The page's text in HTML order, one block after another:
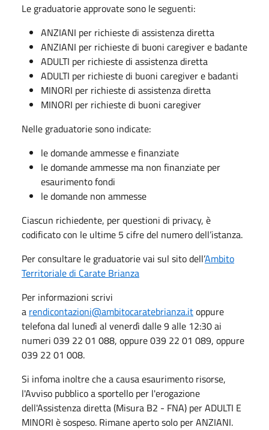
Le graduatorie approvate sono le seguenti:
ANZIANI per richieste di assistenza diretta
ANZIANI per richieste di buoni caregiver e badante
ADULTI per richieste di assistenza diretta
ADULTI per richieste di buoni caregiver e badanti
MINORI per richieste di assistenza diretta
MINORI per richieste di buoni caregiver
Nelle graduatorie sono indicate:
le domande ammesse e finanziate
le domande ammesse ma non finanziate per
esaurimento fondi
le domande non ammesse
Ciascun richiedente, per questioni di privacy, è
codificato con le ultime 5 cifre del numero dell’istanza.
Per consultare le graduatorie vai sul sito dell’Ambito
Territoriale di Carate Brianza
Per informazioni scrivi
a rendicontazioni@ambitocaratebrianza.itoppure
telefona dal lunedì al venerdì dalle 9 alle 12:30 ai
numeri 039 22 01 088, oppure 039 22 01 089, oppure
039 22 01 008.
Si infoma inoltre che a causa esaurimento risorse,
l'Avviso pubblico a sportello per l'erogazione
dell'Assistenza diretta (Misura B2 - FNA) per ADULTI E
MINORI è sospeso. Rimane aperto solo per ANZIANI.